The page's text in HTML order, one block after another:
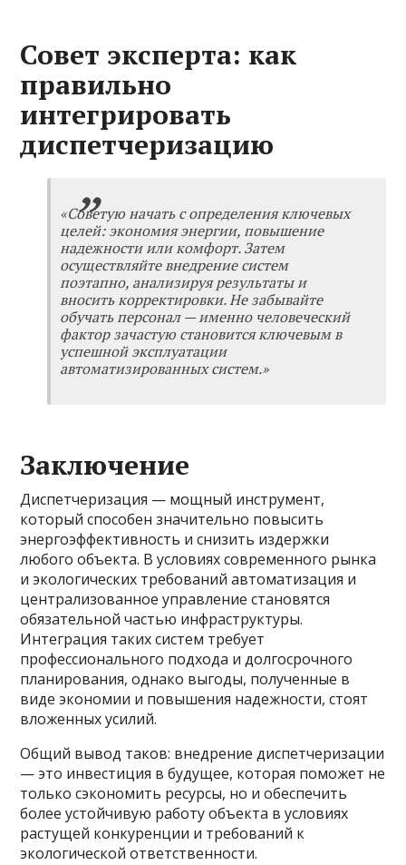
Совет эксперта: как
правильно
интегрировать
диспетчеризацию
«Советую начать с определения ключевых
целей: экономия энергии, повышение
надежности или комфорт. Затем
осуществляйте внедрение систем
поэтапно, анализируя результаты и
вносить корректировки. Не забывайте
обучать персонал — именно человеческий
фактор зачастую становится ключевым в
успешной эксплуатации
автоматизированных систем.»
Заключение
Диспетчеризация — мощный инструмент,
который способен значительно повысить
энергоэффективность и снизить издержки
любого объекта. В условиях современного рынка
и экологических требований автоматизация и
централизованное управление становятся
обязательной частью инфраструктуры.
Интеграция таких систем требует
профессионального подхода и долгосрочного
планирования, однако выгоды, полученные в
виде экономии и повышения надежности, стоят
вложенных усилий.
Общий вывод таков: внедрение диспетчеризации
— это инвестиция в будущее, которая поможет не
только сэкономить ресурсы, но и обеспечить
более устойчивую работу объекта в условиях
растущей конкуренции и требований к
экологической ответственности.